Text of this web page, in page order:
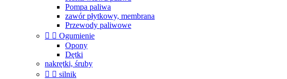
Pompa paliwa
zawór płytkowy, membrana
Przewody paliwowe
  Ogumienie
Opony
Dętki
nakrętki, śruby
  silnik